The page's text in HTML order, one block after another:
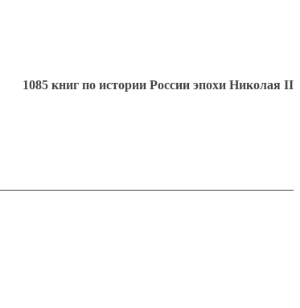
1085 книг по истории России эпохи Николая II